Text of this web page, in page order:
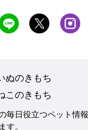
ぬのきもち
このきもち
毎日役立つペット情報
す。